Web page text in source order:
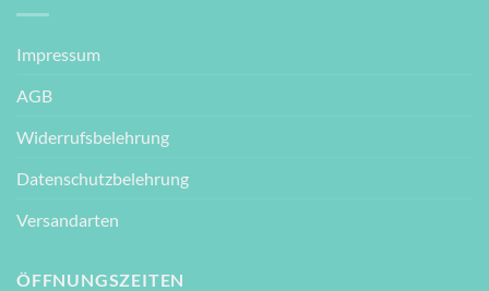
Impressum
AGB
Widerrufsbelehrung
Datenschutzbelehrung
Versandarten
ÖFFNUNGSZEITEN